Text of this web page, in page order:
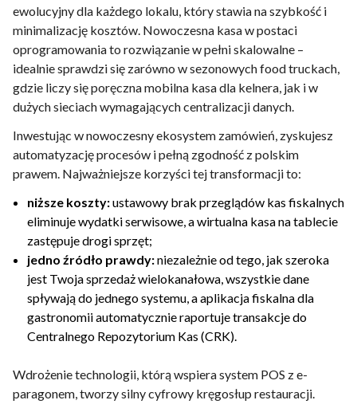
ewolucyjny dla każdego lokalu, który stawia na szybkość i
minimalizację kosztów. Nowoczesna kasa w postaci
oprogramowania to rozwiązanie w pełni skalowalne –
idealnie sprawdzi się zarówno w sezonowych food truckach,
gdzie liczy się poręczna mobilna kasa dla kelnera, jak i w
dużych sieciach wymagających centralizacji danych.
Inwestując w nowoczesny ekosystem zamówień, zyskujesz
automatyzację procesów i pełną zgodność z polskim
prawem. Najważniejsze korzyści tej transformacji to:
niższe koszty:ustawowy brak przeglądów kas fiskalnych
eliminuje wydatki serwisowe, a wirtualna kasa na tablecie
zastępuje drogi sprzęt;
jedno źródło prawdy:niezależnie od tego, jak szeroka
jest Twoja sprzedaż wielokanałowa, wszystkie dane
spływają do jednego systemu, a aplikacja fiskalna dla
gastronomii automatycznie raportuje transakcje do
Centralnego Repozytorium Kas (CRK).
Wdrożenie technologii, którą wspiera system POS z e-
paragonem, tworzy silny cyfrowy kręgosłup restauracji.